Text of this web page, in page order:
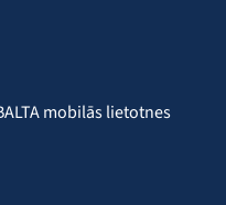
mobilās lietotnes